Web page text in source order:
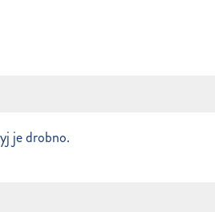
je drobno.